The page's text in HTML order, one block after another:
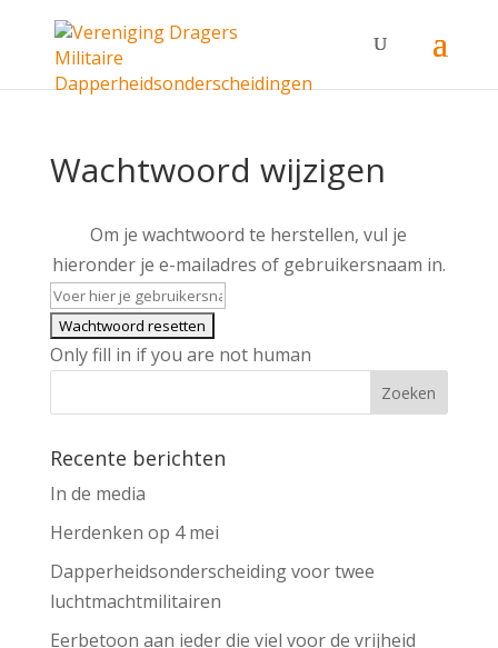
Wachtwoord wijzigen
Om je wachtwoord te herstellen, vul je
hieronder je e-mailadres of gebruikersnaam in.
Only fill in if you are not human
Recente berichten
In de media
Herdenken op 4 mei
Dapperheidsonderscheiding voor twee
luchtmachtmilitairen
Eerbetoon aan ieder die viel voor de vrijheid